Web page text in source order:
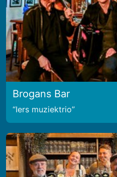
Brogans Bar
Iers muziektrio